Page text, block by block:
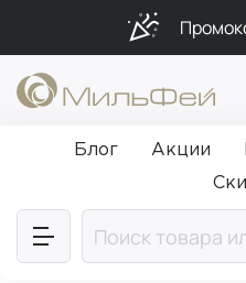
Бесплатная
Подарки в
Блог Акции